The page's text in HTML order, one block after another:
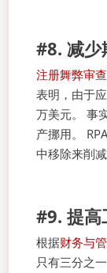
#8. 减少
注册舞弊审
表明，由于
万美元。 事
产挪用。
中移除来削减
#9. 提高
根据财务与
只有三分之